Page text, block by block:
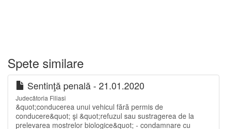
Spete similare
Sentinţă penală - 21.01.2020
Judecătoria Filiasi
&quot;conducerea unui vehicul fără permis de
conducere&quot; şi &quot;refuzul sau sustragerea de la
prelevarea mostrelor biologice&quot; - condamnare cu